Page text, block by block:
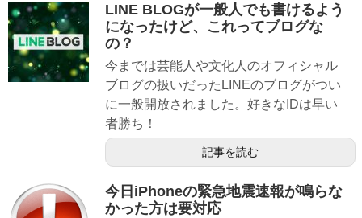
LINE BLOGが一般人でも書けるよう
になったけど、これってブログな
の？
今までは芸能人や文化人のオフィシャル
ブログの扱いだったLINEのブログがつい
に一般開放されました。好きなIDは早い
者勝ち！
記事を読む
今日iPhoneの緊急地震速報が鳴らな
かった方は要対応